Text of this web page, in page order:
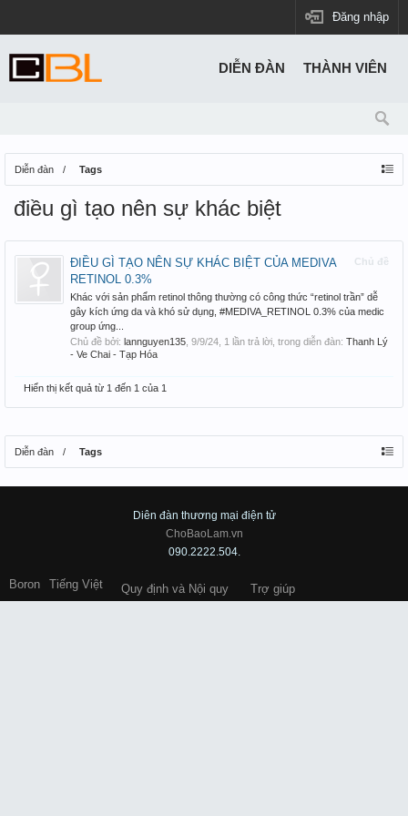
Đăng nhập
Diễn đàn Tags
điều gì tạo nên sự khác biệt
Chủ đề
ĐIỀU GÌ TẠO NÊN SỰ KHÁC BIỆT CỦA MEDIVA
RETINOL 0.3%
Khác với sản phẩm retinol thông thường có công thức “retinol trần” dễ
gây kích ứng da và khó sử dụng, #MEDIVA_RETINOL 0.3% của medic
group ứng...
Chủ đề bởi: lannguyen135 9/9/24 , 1 lần trả lời, trong diễn đàn: Thanh Lý
- Ve Chai - Tạp Hóa
Hiển thị kết quả từ 1 đến 1 của 1
Diễn đàn Tags
DIỄN ĐÀN THÀNH VIÊN
Diên đàn thương mại điện tử
ChoBaoLam.vn
090.2222.504.
Boron Tiếng Việt Quy định và Nội quy Trợ giúp